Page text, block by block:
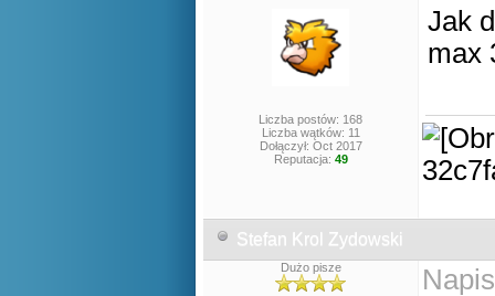
Liczba postów: 168
Liczba wątków: 11
Dołączył: Oct 2017
Reputacja: 49
Jak
max
Stefan Krol Zydowski
Dużo pisze